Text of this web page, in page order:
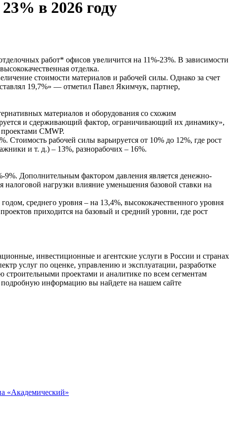
в 2026 году
работ* офисов увеличится на 11%-23%. В зависимости
отделка.
стоимости материалов и рабочей силы. Однако за счет
19,7%» — отметил Павел Якимчук, партнер,
материалов и оборудования со схожим
и сдерживающий фактор, ограничивающий их динамику»,
CMWP.
рабочей силы варьируется от 10% до 12%, где рост
и т. д.) – 13%, разнорабочих – 16%.
9%. Дополнительным фактором давления является денежно-
нагрузки влияние уменьшения базовой ставки на
среднего уровня – на 13,4%, высококачественного уровня
приходится на базовый и средний уровни, где рост
инвестиционные и агентские услуги в России и странах
услуг по оценке, управлению и эксплуатации, разработке
строительными проектами и аналитике по всем сегментам
информацию вы найдете на нашем сайте
«Академический»